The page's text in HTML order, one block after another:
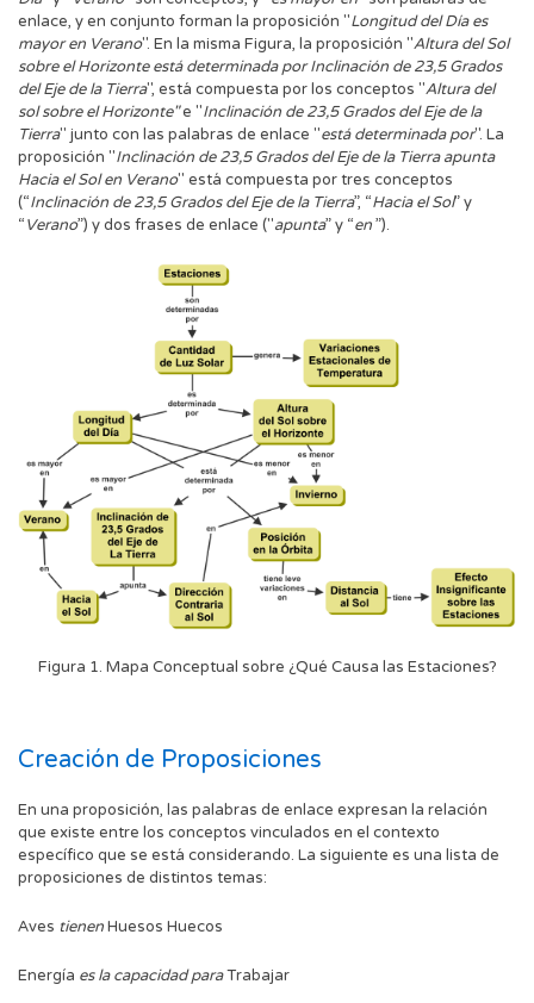
enlace, y en conjunto forman la proposición "Longitud del Día es
mayor en Verano". En la misma Figura, la proposición "Altura del Sol
sobre el Horizonte está determinada por Inclinación de 23,5 Grados
del Eje de la Tierra", está compuesta por los conceptos "Altura del
sol sobre el Horizonte"e "Inclinación de 23,5 Grados del Eje de la
Tierra" junto con las palabras de enlace "está determinada por". La
proposición "Inclinación de 23,5 Grados del Eje de la Tierra apunta
Hacia el Sol en Verano" está compuesta por tres conceptos
(“Inclinación de 23,5 Grados del Eje de la Tierra”, “Hacia el Sol” y
“Verano”) y dos frases de enlace ("apunta” y “en”).
Figura 1. Mapa Conceptual sobre ¿Qué Causa las Estaciones?
Creación de Proposiciones
En una proposición, las palabras de enlace expresan la relación
que existe entre los conceptos vinculados en el contexto
específico que se está considerando. La siguiente es una lista de
proposiciones de distintos temas:
Aves tienenHuesos Huecos
Energía es la capacidad paraTrabajar